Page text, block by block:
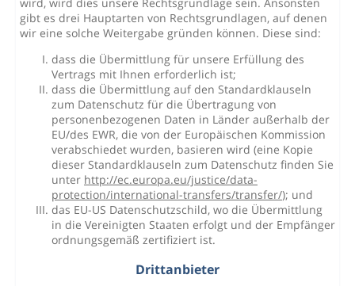
gibt es drei Hauptarten von Rechtsgrundlagen, auf denen
wir eine solche Weitergabe gründen können. Diese sind:
dass die Übermittlung für unsere Erfüllung des
Vertrags mit Ihnen erforderlich ist;
dass die Übermittlung auf den Standardklauseln
zum Datenschutz für die Übertragung von
personenbezogenen Daten in Länder außerhalb der
EU/des EWR, die von der Europäischen Kommission
verabschiedet wurden, basieren wird (eine Kopie
dieser Standardklauseln zum Datenschutz finden Sie
unter http://ec.europa.eu/justice/data-
protection/international-transfers/transfer/); und
das EU-US Datenschutzschild, wo die Übermittlung
in die Vereinigten Staaten erfolgt und der Empfänger
ordnungsgemäß zertifiziert ist.
Drittanbieter